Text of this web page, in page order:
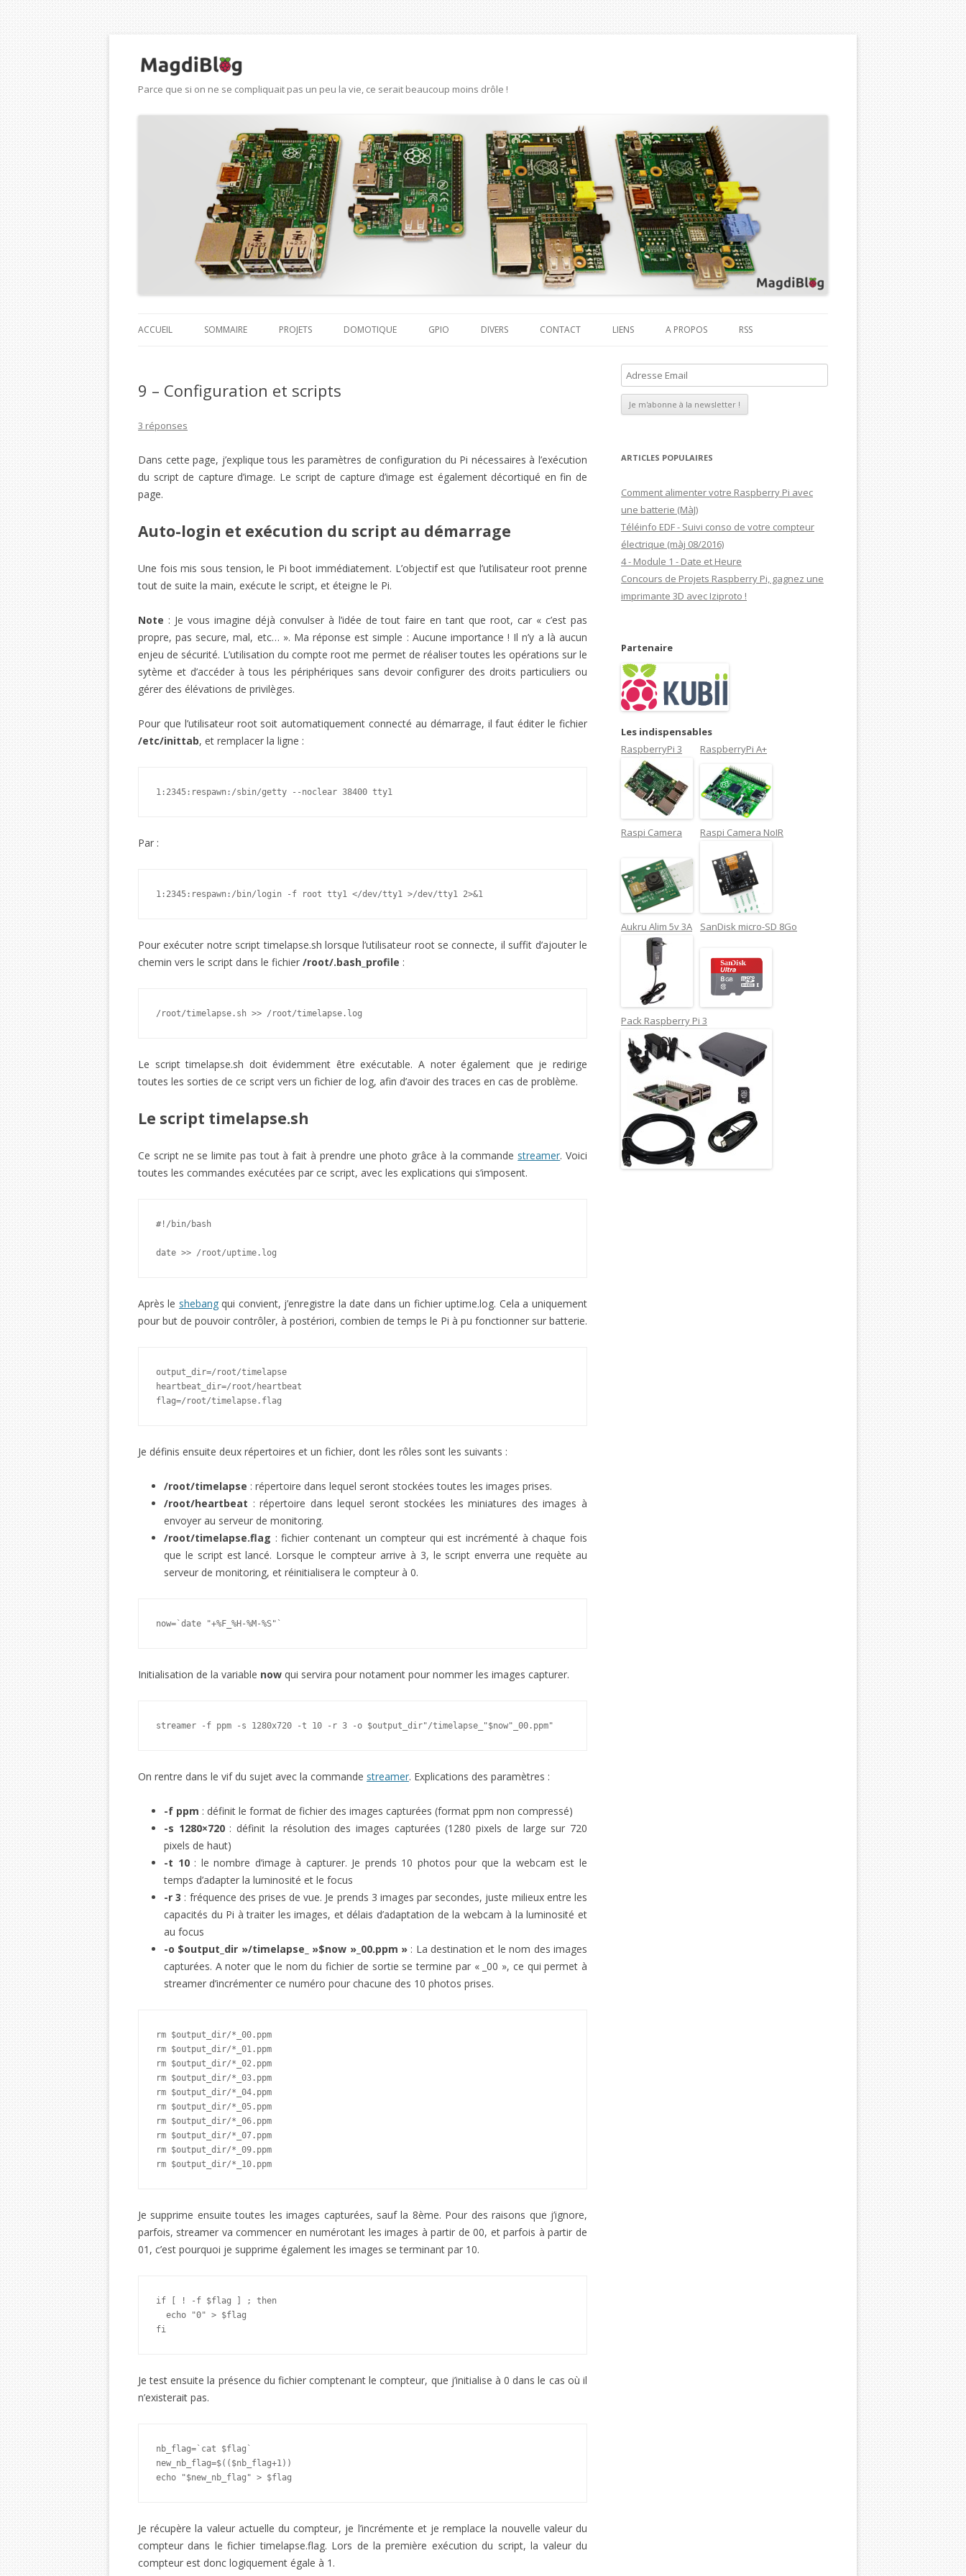
Parce que si on ne se compliquait pas un peu la vie, ce serait beaucoup moins drôle !
au
ACCUEIL SOMMAIRE PROJETS
PI CAR JUKEBOX
BOA PI SECURE GATEWAY
DOMOTIQUE GPIO DIVERS CONTACT LIENS A PROPOS
MON CV
RSS
9 – Configuration et scripts
3 réponses
Dans cette page, j’explique tous les paramètres de configuration du Pi nécessaires à l’exécution
du script de capture d’image. Le script de capture d’image est également décortiqué en fin de
page.
Auto-login et exécution du script au démarrage
Une fois mis sous tension, le Pi boot immédiatement. L’objectif est que l’utilisateur root prenne
tout de suite la main, exécute le script, et éteigne le Pi.
Note : Je vous imagine déjà convulser à l’idée de tout faire en tant que root, car « c’est pas
propre, pas secure, mal, etc… ». Ma réponse est simple : Aucune importance ! Il n’y a là aucun
enjeu de sécurité. L’utilisation du compte root me permet de réaliser toutes les opérations sur le
sytème et d’accéder à tous les périphériques sans devoir configurer des droits particuliers ou
gérer des élévations de privilèges.
Pour que l’utilisateur root soit automatiquement connecté au démarrage, il faut éditer le fichier
/etc/inittab, et remplacer la ligne :
1:2345:respawn:/sbin/getty --noclear 38400 tty1
Par :
1:2345:respawn:/bin/login -f root tty1 </dev/tty1 >/dev/tty1 2>&1
Pour exécuter notre script timelapse.sh lorsque l’utilisateur root se connecte, il suffit d’ajouter le
chemin vers le script dans le fichier /root/.bash_profile :
/root/timelapse.sh >> /root/timelapse.log
Le script timelapse.sh doit évidemment être exécutable. A noter également que je redirige
toutes les sorties de ce script vers un fichier de log, afin d’avoir des traces en cas de problème.
Le script timelapse.sh
Ce script ne se limite pas tout à fait à prendre une photo grâce à la commande streamer. Voici
toutes les commandes exécutées par ce script, avec les explications qui s’imposent.
#!/bin/bash
date >> /root/uptime.log
Après le shebang qui convient, j’enregistre la date dans un fichier uptime.log. Cela a uniquement
pour but de pouvoir contrôler, à postériori, combien de temps le Pi à pu fonctionner sur batterie.
output_dir=/root/timelapse
heartbeat_dir=/root/heartbeat
flag=/root/timelapse.flag
Je définis ensuite deux répertoires et un fichier, dont les rôles sont les suivants :
/root/timelapse : répertoire dans lequel seront stockées toutes les images prises.
/root/heartbeat : répertoire dans lequel seront stockées les miniatures des images à
envoyer au serveur de monitoring.
/root/timelapse.flag : fichier contenant un compteur qui est incrémenté à chaque fois
que le script est lancé. Lorsque le compteur arrive à 3, le script enverra une requète au
serveur de monitoring, et réinitialisera le compteur à 0.
now=`date "+%F_%H-%M-%S"`
Initialisation de la variable now qui servira pour notament pour nommer les images capturer.
streamer -f ppm -s 1280x720 -t 10 -r 3 -o $output_dir"/timelapse_"$now"_00.ppm"
On rentre dans le vif du sujet avec la commande streamer. Explications des paramètres :
-f ppm : définit le format de fichier des images capturées (format ppm non compressé)
-s 1280×720: définit la résolution des images capturées (1280 pixels de large sur 720
pixels de haut)
-t 10: le nombre d’image à capturer. Je prends 10 photos pour que la webcam est le
temps d’adapter la luminosité et le focus
-r 3 : fréquence des prises de vue. Je prends 3 images par secondes, juste milieux entre les
capacités du Pi à traiter les images, et délais d’adaptation de la webcam à la luminosité et
au focus
-o $output_dir »/timelapse_ »$now »_00.ppm »: La destination et le nom des images
capturées. A noter que le nom du fichier de sortie se termine par « _00 », ce qui permet à
streamer d’incrémenter ce numéro pour chacune des 10 photos prises.
rm $output_dir/*_00.ppm
rm $output_dir/*_01.ppm
rm $output_dir/*_02.ppm
rm $output_dir/*_03.ppm
rm $output_dir/*_04.ppm
rm $output_dir/*_05.ppm
rm $output_dir/*_06.ppm
rm $output_dir/*_07.ppm
rm $output_dir/*_09.ppm
rm $output_dir/*_10.ppm
Je supprime ensuite toutes les images capturées, sauf la 8ème. Pour des raisons que j’ignore,
parfois, streamer va commencer en numérotant les images à partir de 00, et parfois à partir de
01, c’est pourquoi je supprime également les images se terminant par 10.
if [ ! -f $flag ] ; then
  echo "0" > $flag
fi
Je test ensuite la présence du fichier comptenant le compteur, que j’initialise à 0 dans le cas où il
n’existerait pas.
nb_flag=`cat $flag`
new_nb_flag=$(($nb_flag+1))
echo "$new_nb_flag" > $flag
Je récupère la valeur actuelle du compteur, je l’incrémente et je remplace la nouvelle valeur du
compteur dans le fichier timelapse.flag. Lors de la première exécution du script, la valeur du
compteur est donc logiquement égale à 1.
d
s
E
m
a
i
l
ARTICLES POPULAIRES
Comment alimenter votre Raspberry Pi avec
une batterie (MàJ)
Téléinfo EDF - Suivi conso de votre compteur
électrique (màj 08/2016)
4 - Module 1 - Date et Heure
Concours de Projets Raspberry Pi, gagnez une
imprimante 3D avec Iziproto !
Partenaire
Les indispensables
RaspberryPi 3
RaspberryPi A+
Raspi Camera Raspi Camera NoIR
Aukru Alim 5v 3A SanDisk micro-SD 8Go
Pack Raspberry Pi 3